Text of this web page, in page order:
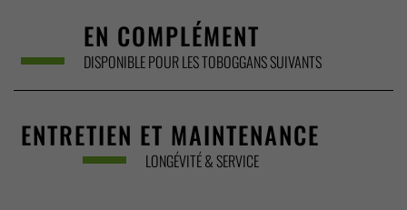
EN COMPLÉMENT
DISPONIBLE POUR LES TOBOGGANS SUIVANTS
ENTRETIEN ET MAINTENANCE
LONGÉVITÉ & SERVICE